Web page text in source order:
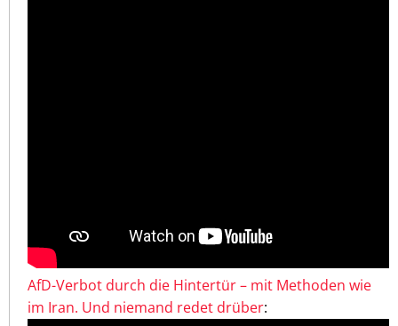
AfD-Verbot durch die Hintertür – mit Methoden wie
im Iran. Und niemand redet drüber: